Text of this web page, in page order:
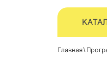
Главная